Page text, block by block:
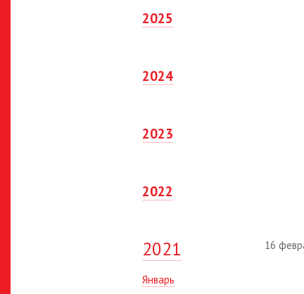
2025
2024
2023
2022
2021
Январь
16